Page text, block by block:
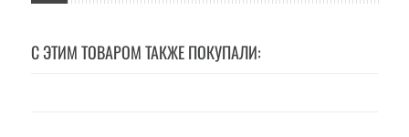
С ЭТИМ ТОВАРОМ ТАКЖЕ ПОКУПАЛИ: